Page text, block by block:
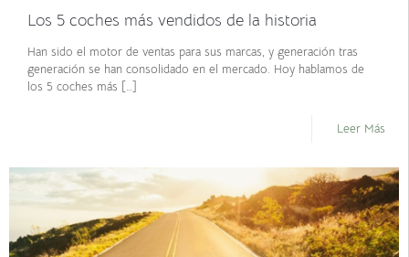
Los 5 coches más vendidos de la historia
Han sido el motor de ventas para sus marcas, y generación tras
generación se han consolidado en el mercado. Hoy hablamos de
los 5 coches más […]
Leer Más